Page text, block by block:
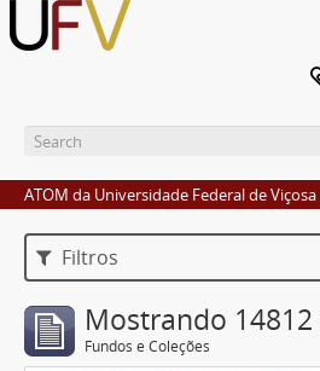
ATOM da Universidade Federal de Viçosa
Filtros
Mostrando
Fundos e Coleções